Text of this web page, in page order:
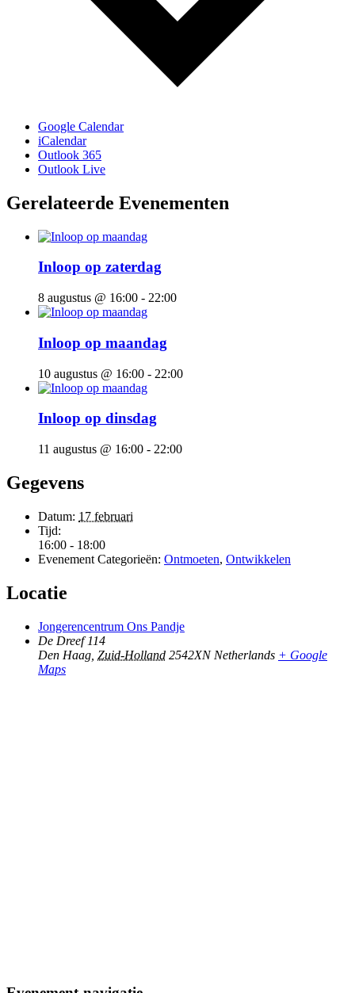
Google Calendar
iCalendar
Outlook 365
Outlook Live
Gerelateerde Evenementen
Inloop op zaterdag
8 augustus @ 16:00 - 22:00
Inloop op maandag
10 augustus @ 16:00 - 22:00
Inloop op dinsdag
11 augustus @ 16:00 - 22:00
Gegevens
Datum: 17 februari
Tijd:
16:00 - 18:00
Evenement Categorieën: Ontmoeten, Ontwikkelen
Locatie
Jongerencentrum Ons Pandje
De Dreef 114
Den Haag Zuid-Holland 2542XN Netherlands + Google
Maps